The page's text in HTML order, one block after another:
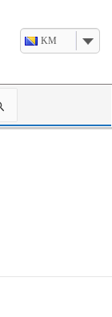
KM